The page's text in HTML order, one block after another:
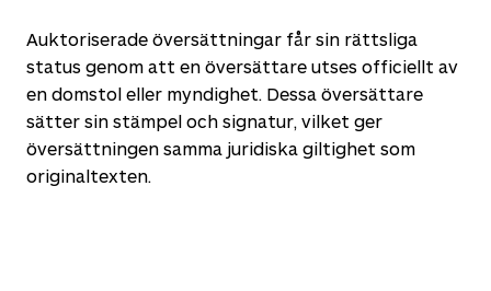
Auktoriserade översättningar får sin rättsliga
status genom att en översättare utses officiellt av
en domstol eller myndighet. Dessa översättare
sätter sin stämpel och signatur, vilket ger
översättningen samma juridiska giltighet som
originaltexten.